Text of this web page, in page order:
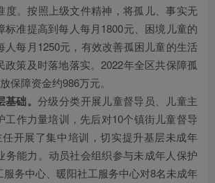
度。按照上级文件精神，将孤儿、事实无
标准提高到每人每月1800元、困境儿童的
人每月1250元，有效改善孤困儿童的生活
政策及时落地落实。2022年全区共保障孤
保障资金约986万元。
基础。分级分类开展儿童督导员、儿童主
工作力量培训，先后对10个镇街儿童督导
任开展了集中培训，切实提升基层未成年
务能力。动员社会组织参与未成年人保护
服务中心、暖阳社工服务中心对8名未成年